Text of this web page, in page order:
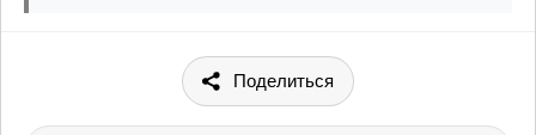
Поделиться